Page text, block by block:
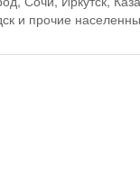
и прочие